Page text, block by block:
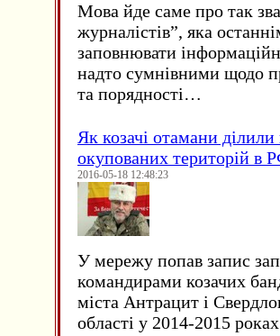
Мова йде саме про так
журналістів”, яка
заповнювати
надто сумнівними щодо
та порядності…
Як козачі отамани
окупованих територій в
2016-05-18 12:48:23
У мережу попав запис
командирами козачих
міста Антрацит і
області у 2014-2015